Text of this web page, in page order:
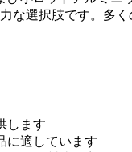
な選択肢です。多
します
に適しています